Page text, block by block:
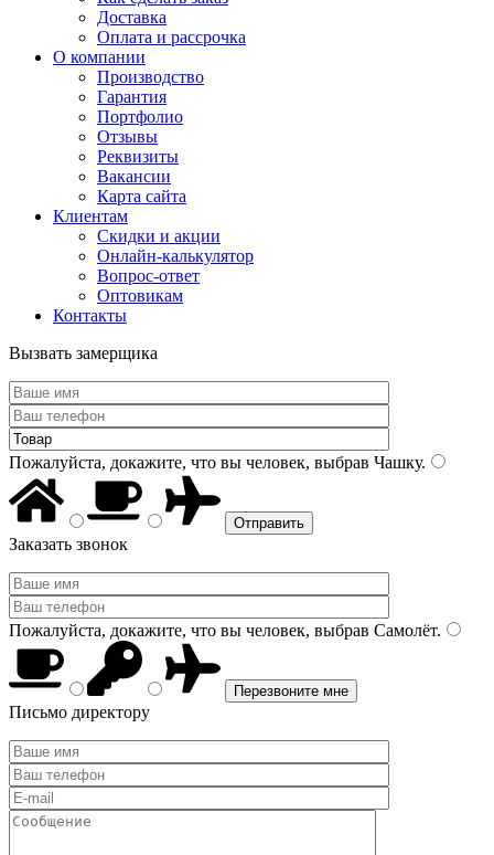
Доставка
Оплата и рассрочка
О компании
Производство
Гарантия
Портфолио
Отзывы
Реквизиты
Вакансии
Карта сайта
Клиентам
Скидки и акции
Онлайн-калькулятор
Вопрос-ответ
Оптовикам
Контакты
Вызвать замерщика
Пожалуйста, докажите, что вы человек, выбрав Чашку.
Заказать звонок
Пожалуйста, докажите, что вы человек, выбрав Самолёт.
Письмо директору